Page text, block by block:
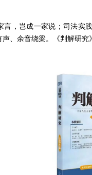
言，岂成一家说；司法实
、余音绕梁。《判解研